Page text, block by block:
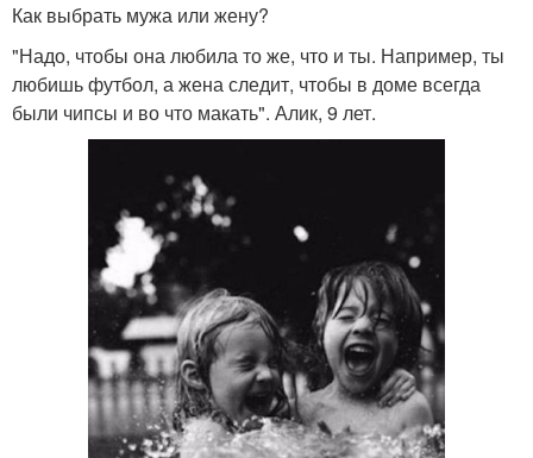
Как выбрать мужа или жену?
"Надо, чтобы она любила то же, что и ты. Например, ты
любишь футбол, а жена следит, чтобы в доме всегда
были чипсы и во что макать". Алик, 9 лет.